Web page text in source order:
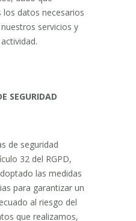
datos necesarios
servicios y
SEGURIDAD
de seguridad
32 del RGPD,
las medidas
para garantizar un
al riesgo del
que realizamos,